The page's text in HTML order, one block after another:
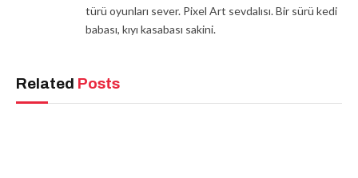
türü oyunları sever. Pixel Art sevdalısı. Bir sürü kedi
babası, kıyı kasabası sakini.
Related Posts